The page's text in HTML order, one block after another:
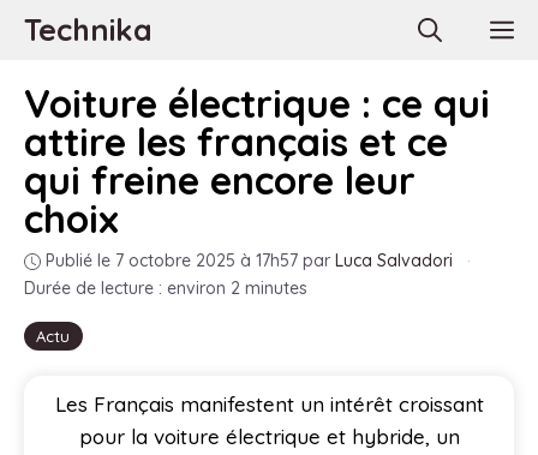
AllerTechnika
Actu
Voiture électrique : ce qui
attire les français et ce
qui freine encore leur
choix
Publié le 7 octobre 2025 à 17h57 par Luca Salvadori
·
Durée de lecture : environ 2 minutes
Les Français manifestent un intérêt croissant
pour la voiture électrique et hybride, un